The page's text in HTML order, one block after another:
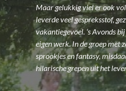
Maar gelukkig viel er ook
leverde veel gespreksstof,
vakantiegevoel. ‘s Avonds
eigen werk. In de groep met
sprookjes en fantasy,
hilarische grepen uit het